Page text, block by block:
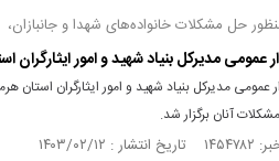
حل مشکلات خانواده‌های شهدا و جانبازان،
عمومی مدیرکل بنیاد شهید و امور ایثارگران
عمومی مدیرکل بنیاد شهید و امور ایثارگران استان
آنان برگزار شد.
: ۱۴۰۳/۰۲/۱۲